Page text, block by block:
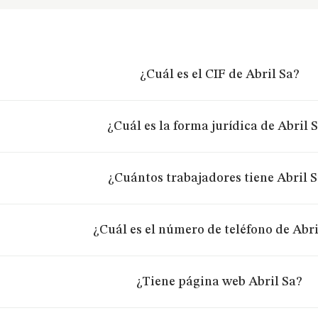
¿Cuál es el CIF de Abril Sa?
¿Cuál es la forma jurídica de Abril
¿Cuántos trabajadores tiene Abril
¿Cuál es el número de teléfono de
¿Tiene página web Abril Sa?